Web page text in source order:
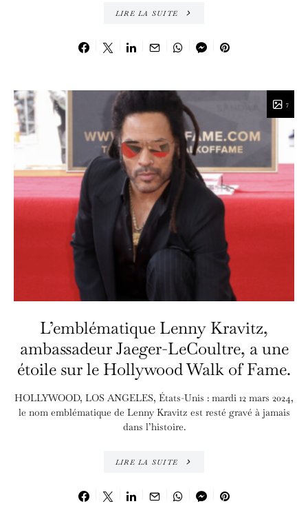
LIRE LA SUITE
7
L’emblématique Lenny Kravitz,
ambassadeur Jaeger-LeCoultre, a une
étoile sur le Hollywood Walk of Fame.
HOLLYWOOD, LOS ANGELES, États-Unis : mardi 12 mars 2024,
le nom emblématique de Lenny Kravitz est resté gravé à jamais
dans l’histoire.
LIRE LA SUITE